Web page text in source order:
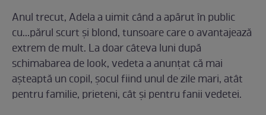
Anul trecut, Adela a uimit când a apărut în public
cu...părul scurt și blond, tunsoare care o avantajează
extrem de mult. La doar câteva luni după
schimabarea de look, vedeta a anunțat că mai
așteaptă un copil, șocul fiind unul de zile mari, atât
pentru familie, prieteni, cât și pentru fanii vedetei.